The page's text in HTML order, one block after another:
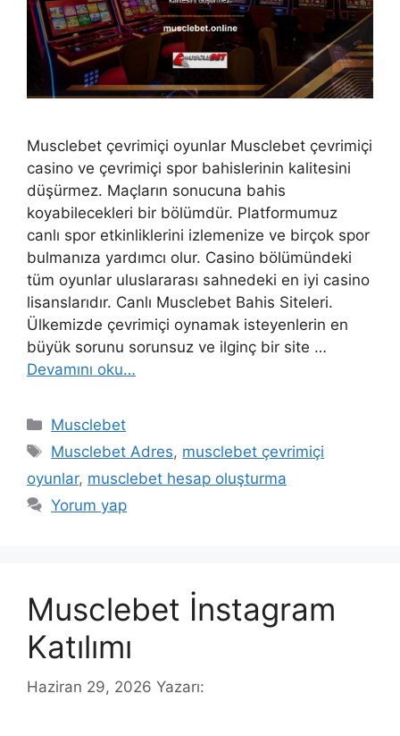
Musclebet çevrimiçi oyunlar Musclebet çevrimiçi
casino ve çevrimiçi spor bahislerinin kalitesini
düşürmez. Maçların sonucuna bahis
koyabilecekleri bir bölümdür. Platformumuz
canlı spor etkinliklerini izlemenize ve birçok spor
bulmanıza yardımcı olur. Casino bölümündeki
tüm oyunlar uluslararası sahnedeki en iyi casino
lisanslarıdır. Canlı Musclebet Bahis Siteleri.
Ülkemizde çevrimiçi oynamak isteyenlerin en
büyük sorunu sorunsuz ve ilginç bir site …
Devamını oku…
Kategoriler
Musclebet
Etiketler
Musclebet Adres, musclebet çevrimiçi
oyunlar, musclebet hesap oluşturma
Yorum yap
Musclebet İnstagram
Katılımı
Haziran 29, 2026 Yazarı: